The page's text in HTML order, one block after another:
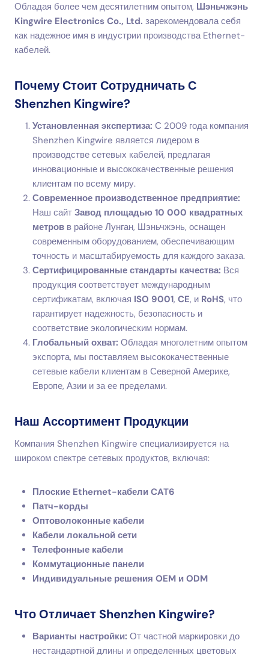
Обладая более чем десятилетним опытом, Шэньчжэнь
Kingwire Electronics Co., Ltd. зарекомендовала себя
как надежное имя в индустрии производства Ethernet-
кабелей.
Почему Стоит Сотрудничать С
Shenzhen Kingwire?
Установленная экспертиза: С 2009 года компания
Shenzhen Kingwire является лидером в
производстве сетевых кабелей, предлагая
инновационные и высококачественные решения
клиентам по всему миру.
Современное производственное предприятие:
Наш сайт Завод площадью 10 000 квадратных
метров в районе Лунган, Шэньчжэнь, оснащен
современным оборудованием, обеспечивающим
точность и масштабируемость для каждого заказа.
Сертифицированные стандарты качества: Вся
продукция соответствует международным
сертификатам, включая ISO 9001, CE, и RoHS, что
гарантирует надежность, безопасность и
соответствие экологическим нормам.
Глобальный охват: Обладая многолетним опытом
экспорта, мы поставляем высококачественные
сетевые кабели клиентам в Северной Америке,
Европе, Азии и за ее пределами.
Наш Ассортимент Продукции
Компания Shenzhen Kingwire специализируется на
широком спектре сетевых продуктов, включая:
Плоские Ethernet-кабели CAT6
Патч-корды
Оптоволоконные кабели
Кабели локальной сети
Телефонные кабели
Коммутационные панели
Индивидуальные решения OEM и ODM
Что Отличает Shenzhen Kingwire?
Варианты настройки: От частной маркировки до
нестандартной длины и определенных цветовых